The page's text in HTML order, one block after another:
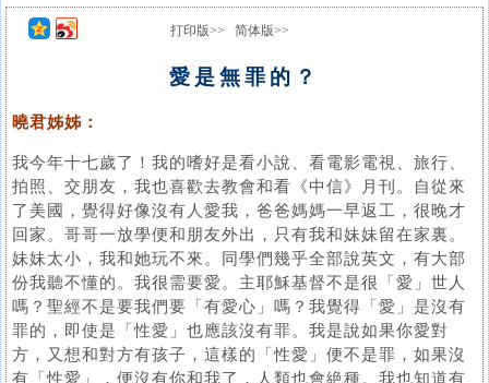
打印版>> 简体版>>
愛是無罪的？
曉君姊姊：
我今年十七歲了！我的嗜好是看小說、看電影電視、旅行、
拍照、交朋友，我也喜歡去教會和看《中信》月刊。自從來
了美國，覺得好像沒有人愛我，爸爸媽媽一早返工，很晚才
回家。哥哥一放學便和朋友外出，只有我和妹妹留在家裏。
妹妹太小，我和她玩不來。同學們幾乎全部說英文，有大部
份我聽不懂的。我很需要愛。主耶穌基督不是很「愛」世人
嗎？聖經不是要我們要「有愛心」嗎？我覺得「愛」是沒有
罪的，即使是「性愛」也應該沒有罪。我是說如果你愛對
方，又想和對方有孩子，這樣的「性愛」便不是罪，如果沒
有「性愛」，便沒有你和我了，人類也會絶種。我也知道有